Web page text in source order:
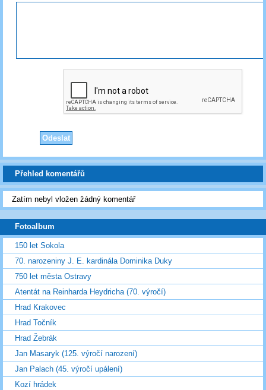
Přehled komentářů
Zatím nebyl vložen žádný komentář
Fotoalbum
150 let Sokola
70. narozeniny J. E. kardinála Dominika Duky
750 let města Ostravy
Atentát na Reinharda Heydricha (70. výročí)
Hrad Krakovec
Hrad Točník
Hrad Žebrák
Jan Masaryk (125. výročí narození)
Jan Palach (45. výročí upálení)
Kozí hrádek